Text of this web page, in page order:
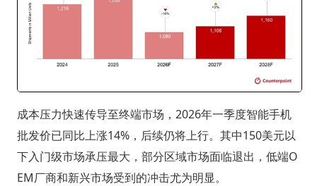
成本压力快速传导至终端市场，2026年一季度智能手机
批发价已同比上涨14%，后续仍将上行。其中150美元以
下入门级市场承压最大，部分区域市场面临退出，低端O
EM厂商和新兴市场受到的冲击尤为明显。